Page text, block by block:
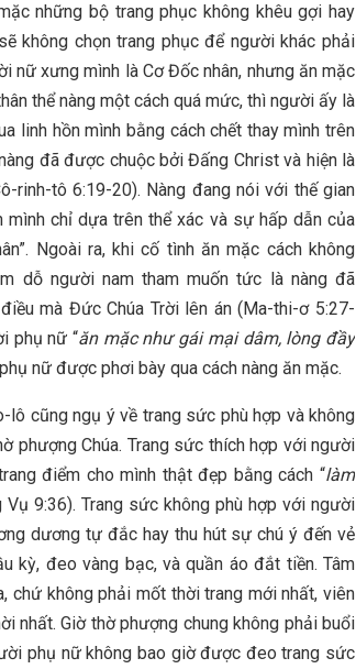
những bộ trang phục không khêu gợi hay
không chọn trang phục để người khác phải
nữ xưng mình là Cơ Đốc nhân, nhưng ăn mặc
thể nàng một cách quá mức, thì người ấy là
linh hồn mình bằng cách chết thay mình trên
đã được chuộc bởi Đấng Christ và hiện là
rinh-tô 6:19-20). Nàng đang nói với thế gian
mình chỉ dựa trên thể xác và sự hấp dẫn của
Ngoài ra, khi cố tình ăn mặc cách không
dỗ người nam tham muốn tức là nàng đã
mà Đức Chúa Trời lên án (Ma-thi-ơ 5:27-
phụ nữ “ăn mặc như gái mại dâm, lòng đầy
nữ được phơi bày qua cách nàng ăn mặc.
lô cũng ngụ ý về trang sức phù hợp và không
phượng Chúa. Trang sức thích hợp với người
điểm cho mình thật đẹp bằng cách “làm
Vụ 9:36). Trang sức không phù hợp với người
dương tự đắc hay thu hút sự chú ý đến vẻ
kỳ, đeo vàng bạc, và quần áo đắt tiền. Tâm
chứ không phải mốt thời trang mới nhất, viên
nhất. Giờ thờ phượng chung không phải buổi
phụ nữ không bao giờ được đeo trang sức